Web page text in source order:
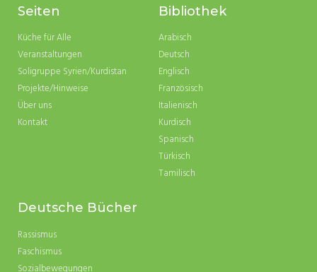
Seiten
Küche für Alle
Veranstaltungen
Soligruppe Syrien/Kurdistan
Projekte/Hinweise
Über uns
Kontakt
Bibliothek
Arabisch
Deutsch
Englisch
Französisch
Italienisch
Kurdisch
Spanisch
Türkisch
Tamilisch
Deutsche Bücher
Rassismus
Faschismus
Sozialbewegungen